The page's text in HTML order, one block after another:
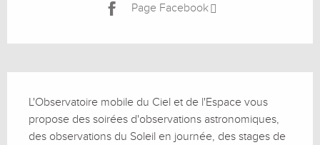
Page Facebook
L'Observatoire mobile du Ciel et de l'Espace vous
propose des soirées d'observations astronomiques,
des observations du Soleil en journée, des stages de